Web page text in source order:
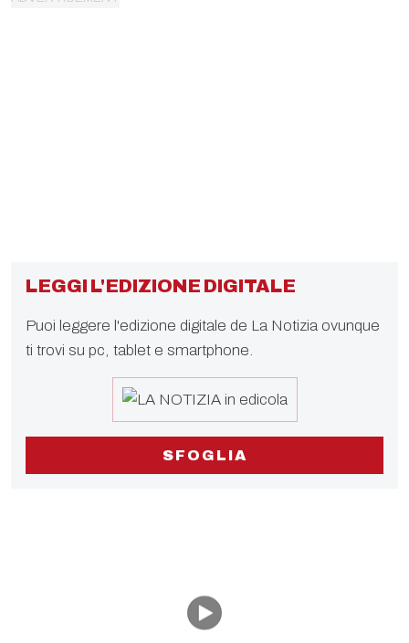
LEGGI L'EDIZIONE DIGITALE
Puoi leggere l'edizione digitale de La Notizia ovunque
ti trovi su pc, tablet e smartphone.
SFOGLIA